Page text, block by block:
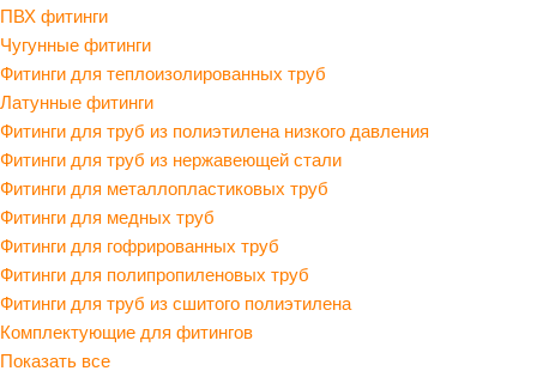
ПВХ фитинги
Чугунные фитинги
Фитинги для теплоизолированных труб
Латунные фитинги
Фитинги для труб из полиэтилена низкого давления
Фитинги для труб из нержавеющей стали
Фитинги для металлопластиковых труб
Фитинги для медных труб
Фитинги для гофрированных труб
Фитинги для полипропиленовых труб
Фитинги для труб из сшитого полиэтилена
Комплектующие для фитингов
Показать все